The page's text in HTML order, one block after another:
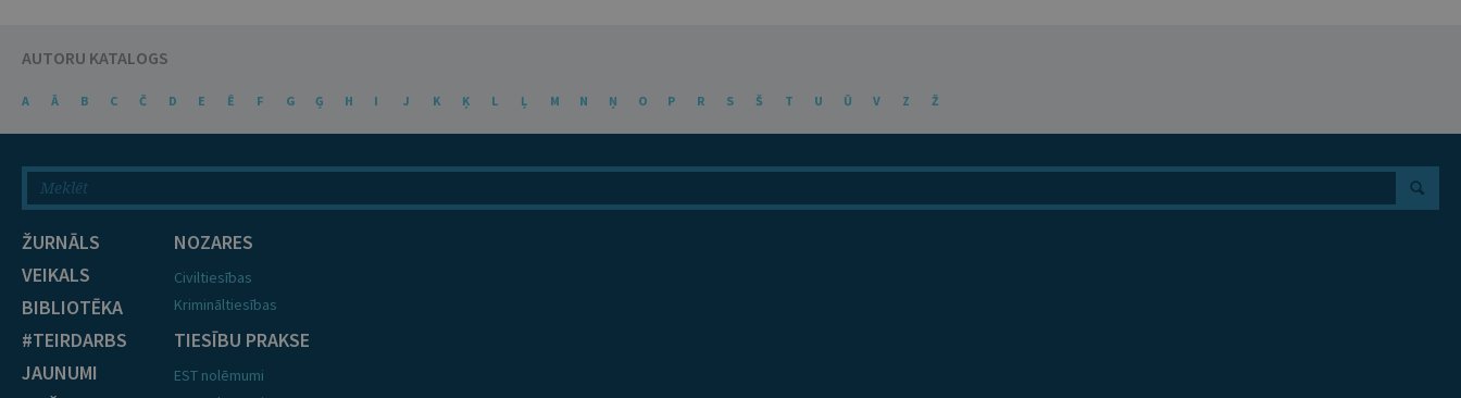
AUTORU KATALOGS
A Ā B C Č D E Ē F G Ģ H I J K Ķ L Ļ M N Ņ O P R S Š T U Ū V Z Ž
ŽURNĀLS
VEIKALS
BIBLIOTĒKA
#TEIRDARBS
JAUNUMI
NOZARES
Civiltiesības
Krimināltiesības
TIESĪBU PRAKSE
EST nolēmumi